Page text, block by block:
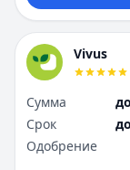
Vivus
Сумма
Срок
Одобрение